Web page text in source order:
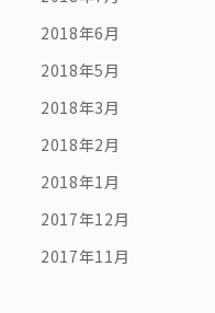
2018年6月
2018年5月
2018年3月
2018年2月
2018年1月
2017年12月
2017年11月